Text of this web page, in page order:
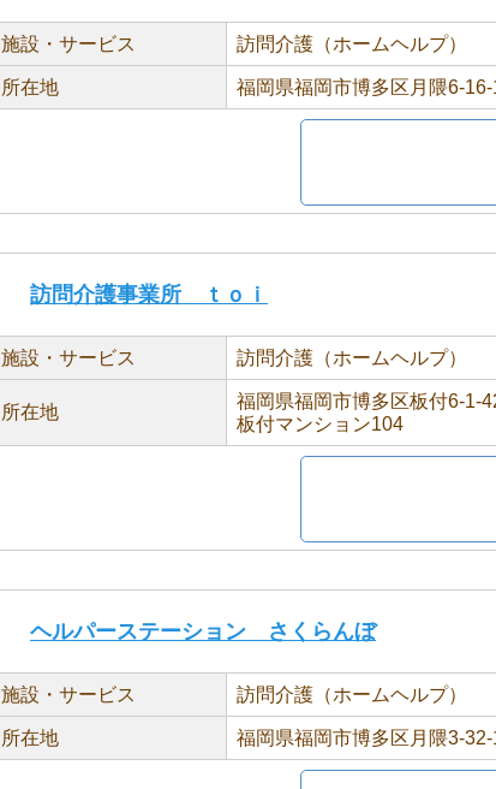
施設・サービス 訪問介護（ホームヘルプ）
所在地 福岡県福岡市博多区月隈6-16-
訪問介護事業所 ｔｏｉ
施設・サービス 訪問介護（ホームヘルプ）
所在地
福岡県福岡市博多区板付6-
板付マンション104
ヘルパーステーション さくらんぼ
施設・サービス 訪問介護（ホームヘルプ）
所在地 福岡県福岡市博多区月隈3-